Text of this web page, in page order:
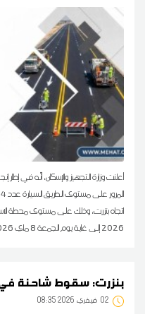
أعلنت وزارة التجهيز والإسكان، أنّه في
2026 إلى غاية يوم الجمعة 8 ماي 2026
بنزرت: سقوط شاحنة
02 08:35 2026 فيفري